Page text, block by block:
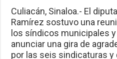
Culiacán, Sinaloa.- El
Ramírez sostuvo una
los síndicos municipales
anunciar una gira de
por las seis sindicaturas